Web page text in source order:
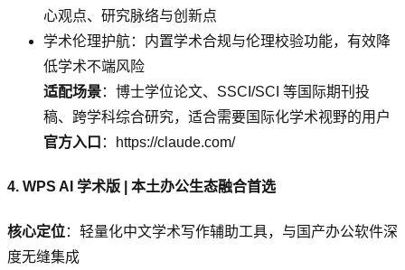
心观点、研究脉络与创新点
学术伦理护航：内置学术合规与伦理校验功能，有效降
低学术不端风险
适配场景：博士学位论文、SSCI/SCI 等国际期刊投
稿、跨学科综合研究，适合需要国际化学术视野的用户
官方入口 ：https://claude.com/
4. WPS AI 学术版 | 本土办公生态融合首选
核心定位：轻量化中文学术写作辅助工具，与国产办公软件深
度无缝集成